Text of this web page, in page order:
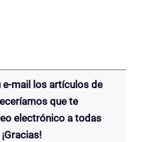
e-mail los artículos de
que te
electrónico a todas